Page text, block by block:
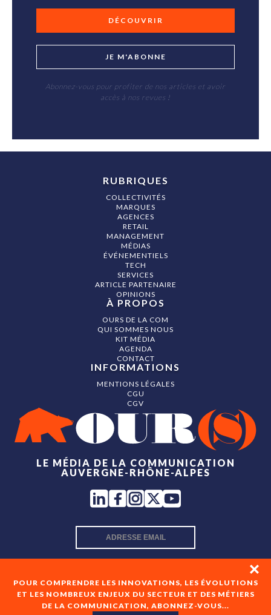
DÉCOUVRIR
JE M'ABONNE
Abonnez-vous pour profiter de nos articles et avoir
accès à nos revues !
POUR COMPRENDRE LES INNOVATIONS, LES ÉVOLUTIONS
ET LES NOMBREUX ENJEUX DU SECTEUR ET DES MÉTIERS
DE LA COMMUNICATION, ABONNEZ-VOUS...
LE MÉDIA DE LA COMMUNICATION
AUVERGNE-RHÔNE-ALPES
En cochant cette case, je consens à recevoir les newsletters
RUBRIQUES
COLLECTIVITÉS
MARQUES
AGENCES
RETAIL
MANAGEMENT
MÉDIAS
ÉVÉNEMENTIELS
TECH
SERVICES
ARTICLE PARTENAIRE
OPINIONS
À PROPOS
OURS DE LA COM
QUI SOMMES NOUS
KIT MÉDIA
AGENDA
CONTACT
INFORMATIONS
MENTIONS LÉGALES
CGU
CGV